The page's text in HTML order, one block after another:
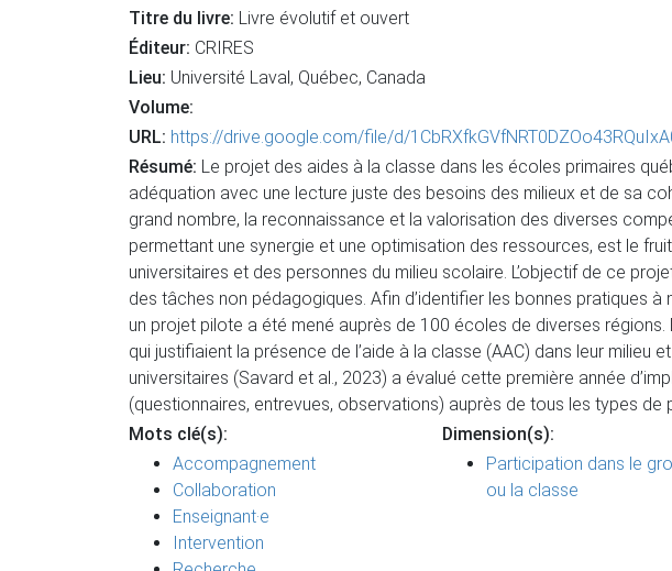
Titre du livre: Livre évolutif et ouvert
Éditeur: CRIRES
Lieu: Université Laval, Québec, Canada
Volume:
URL: https://drive.google.com/file/d/
Résumé: Le projet des aides à la classe dans les écoles primaires
adéquation avec une lecture juste des besoins des milieux et de sa
grand nombre, la reconnaissance et la valorisation des diverses
permettant une synergie et une optimisation des ressources, est le
universitaires et des personnes du milieu scolaire. L’objectif de ce
des tâches non pédagogiques. Afin d’identifier les bonnes pratiques
un projet pilote a été mené auprès de 100 écoles de diverses
qui justifiaient la présence de l’aide à la classe (AAC) dans leur
universitaires (Savard et al., 2023) a évalué cette première année
(questionnaires, entrevues, observations) auprès de tous les types de
Mots clé(s):
Accompagnement
Collaboration
Enseignant·e
Intervention
Dimension(s):
Participation dans le
ou la classe